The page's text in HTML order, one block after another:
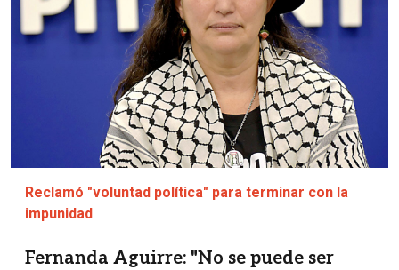
Reclamó "voluntad política" para terminar con la
impunidad
Fernanda Aguirre: "No se puede ser